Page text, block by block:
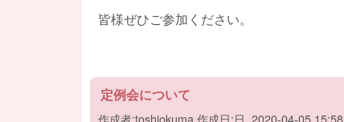
皆様ぜひご参加ください。
定例会について
作成者:toshiokuma 作成日:日, 2020-04-05 15:58